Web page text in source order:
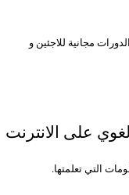
مجانية للاجئين و
على الانترنت
التي تعلمتها.